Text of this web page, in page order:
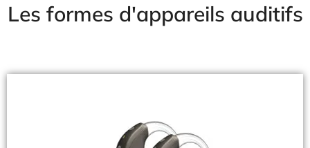
Les formes d'appareils auditifs